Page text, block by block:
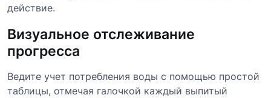
действие.
Визуальное отслеживание
прогресса
Ведите учет потребления воды с помощью простой
таблицы, отмечая галочкой каждый выпитый